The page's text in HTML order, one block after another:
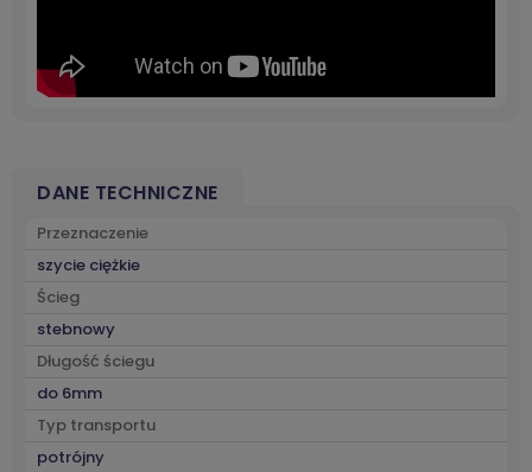
DANE TECHNICZNE
Przeznaczenie
szycie ciężkie
Ścieg
stebnowy
Długość ściegu
do 6mm
Typ transportu
potrójny